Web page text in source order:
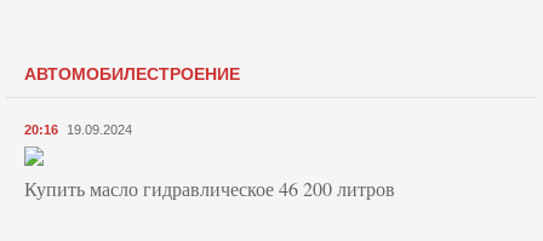
АВТОМОБИЛЕСТРОЕНИЕ
20:16 19.09.2024
Купить масло гидравлическое 46 200 литров